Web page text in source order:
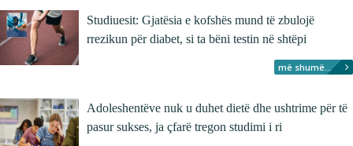
Studiuesit: Gjatësia e kofshës mund të zbulojë
rrezikun për diabet, si ta bëni testin në shtëpi
më shumë...
Adoleshentëve nuk u duhet dietë dhe ushtrime për të
pasur sukses, ja çfarë tregon studimi i ri